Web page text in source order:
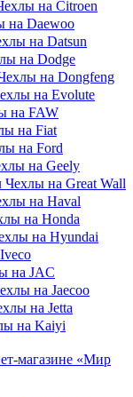
на Citroen
на Daewoo
на Datsun
на Dodge
на Dongfeng
на Evolute
на FAW
на Fiat
на Ford
на Geely
Чехлы на Great Wall
на Haval
на Honda
на Hyundai
Iveco
на JAC
на Jaecoo
на Jetta
на Kaiyi